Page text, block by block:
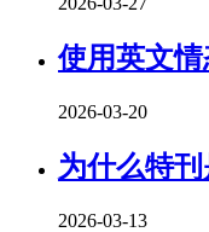
使用英文
2026-03-20
为什么特
2026-03-13